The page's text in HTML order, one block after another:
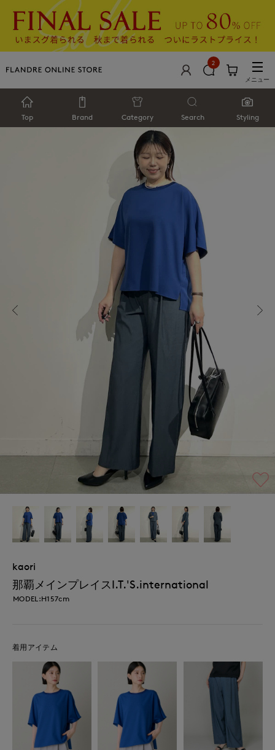
2
メニュー
Top Brand Category Search Styling
kaori
那覇メインプレイスI.T.'S.international
MODEL:H157cm
着用アイテム